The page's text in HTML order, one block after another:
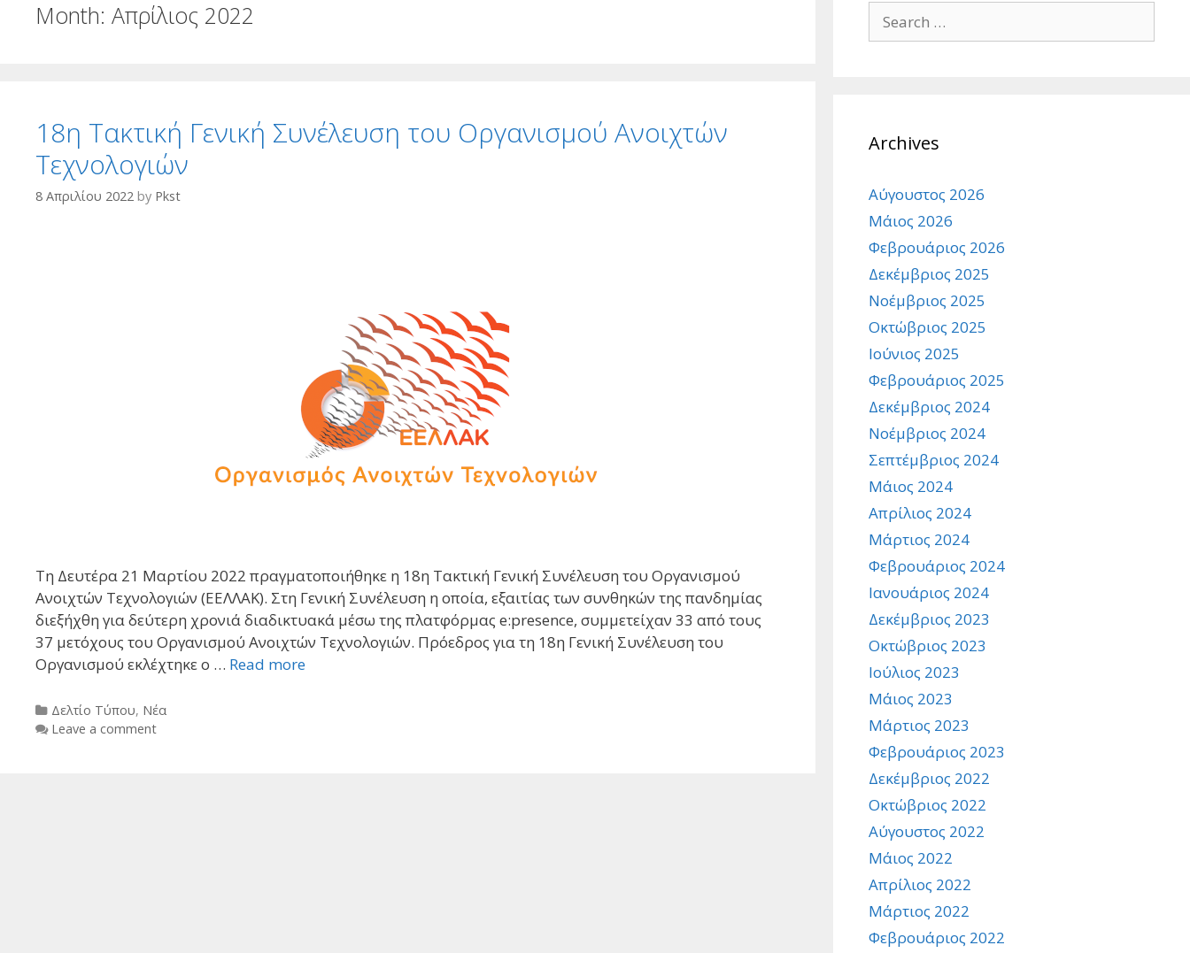
Month: Απρίλιος 2022
18η Τακτική Γενική Συνέλευση του Οργανισμού Ανοιχτών
Τεχνολογιών
8 Απριλίου 2022 by Pkst
Τη Δευτέρα 21 Μαρτίου 2022 πραγματοποιήθηκε η 18η Τακτική Γενική Συνέλευση του Οργανισμού
Ανοιχτών Τεχνολογιών (ΕΕΛΛΑΚ). Στη Γενική Συνέλευση η οποία, εξαιτίας των συνθηκών της πανδημίας
διεξήχθη για δεύτερη χρονιά διαδικτυακά μέσω της πλατφόρμας e:presence, συμμετείχαν 33 από τους
37 μετόχους του Οργανισμού Ανοιχτών Τεχνολογιών. Πρόεδρος για τη 18η Γενική Συνέλευση του
Οργανισμού εκλέχτηκε ο … Read more
Categories
Δελτίο Τύπου, Νέα
Leave a comment
Search
for:
Archives
Αύγουστος 2026
Μάιος 2026
Φεβρουάριος 2026
Δεκέμβριος 2025
Νοέμβριος 2025
Οκτώβριος 2025
Ιούνιος 2025
Φεβρουάριος 2025
Δεκέμβριος 2024
Νοέμβριος 2024
Σεπτέμβριος 2024
Μάιος 2024
Απρίλιος 2024
Μάρτιος 2024
Φεβρουάριος 2024
Ιανουάριος 2024
Δεκέμβριος 2023
Οκτώβριος 2023
Ιούλιος 2023
Μάιος 2023
Μάρτιος 2023
Φεβρουάριος 2023
Δεκέμβριος 2022
Οκτώβριος 2022
Αύγουστος 2022
Μάιος 2022
Απρίλιος 2022
Μάρτιος 2022
Φεβρουάριος 2022